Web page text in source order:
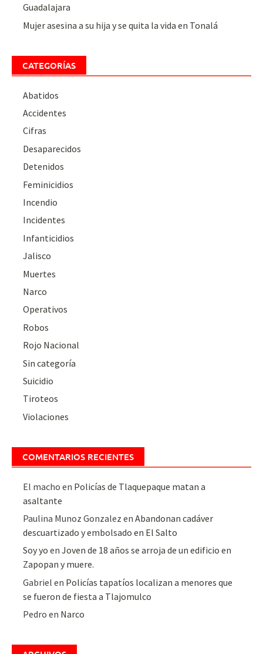
Guadalajara
Mujer asesina a su hija y se quita la vida en Tonalá
CATEGORÍAS
Abatidos
Accidentes
Cifras
Desaparecidos
Detenidos
Feminicidios
Incendio
Incidentes
Infanticidios
Jalisco
Muertes
Narco
Operativos
Robos
Rojo Nacional
Sin categoría
Suicidio
Tiroteos
Violaciones
COMENTARIOS RECIENTES
El macho en Policías de Tlaquepaque matan a
asaltante
Paulina Munoz Gonzalez enAbandonan cadáver
descuartizado y embolsado en El Salto
Soy yo enJoven de 18 años se arroja de un edificio en
Zapopan y muere.
Gabriel en Policías tapatíos localizan a menores que
se fueron de fiesta a Tlajomulco
Pedro en Narco